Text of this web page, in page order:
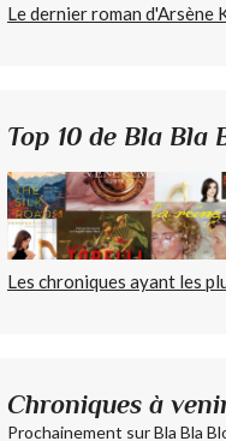
Le dernier roman d'Arsène
Top 10 de Bla Bla
Les chroniques ayant les
Chroniques à
Prochainement sur Bla Bla